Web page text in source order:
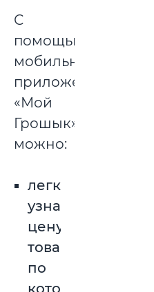
С
помощью
мобильного
приложения
«Мой
Грошык»
можно:
легко
узнать
цену
товара,
по
которой